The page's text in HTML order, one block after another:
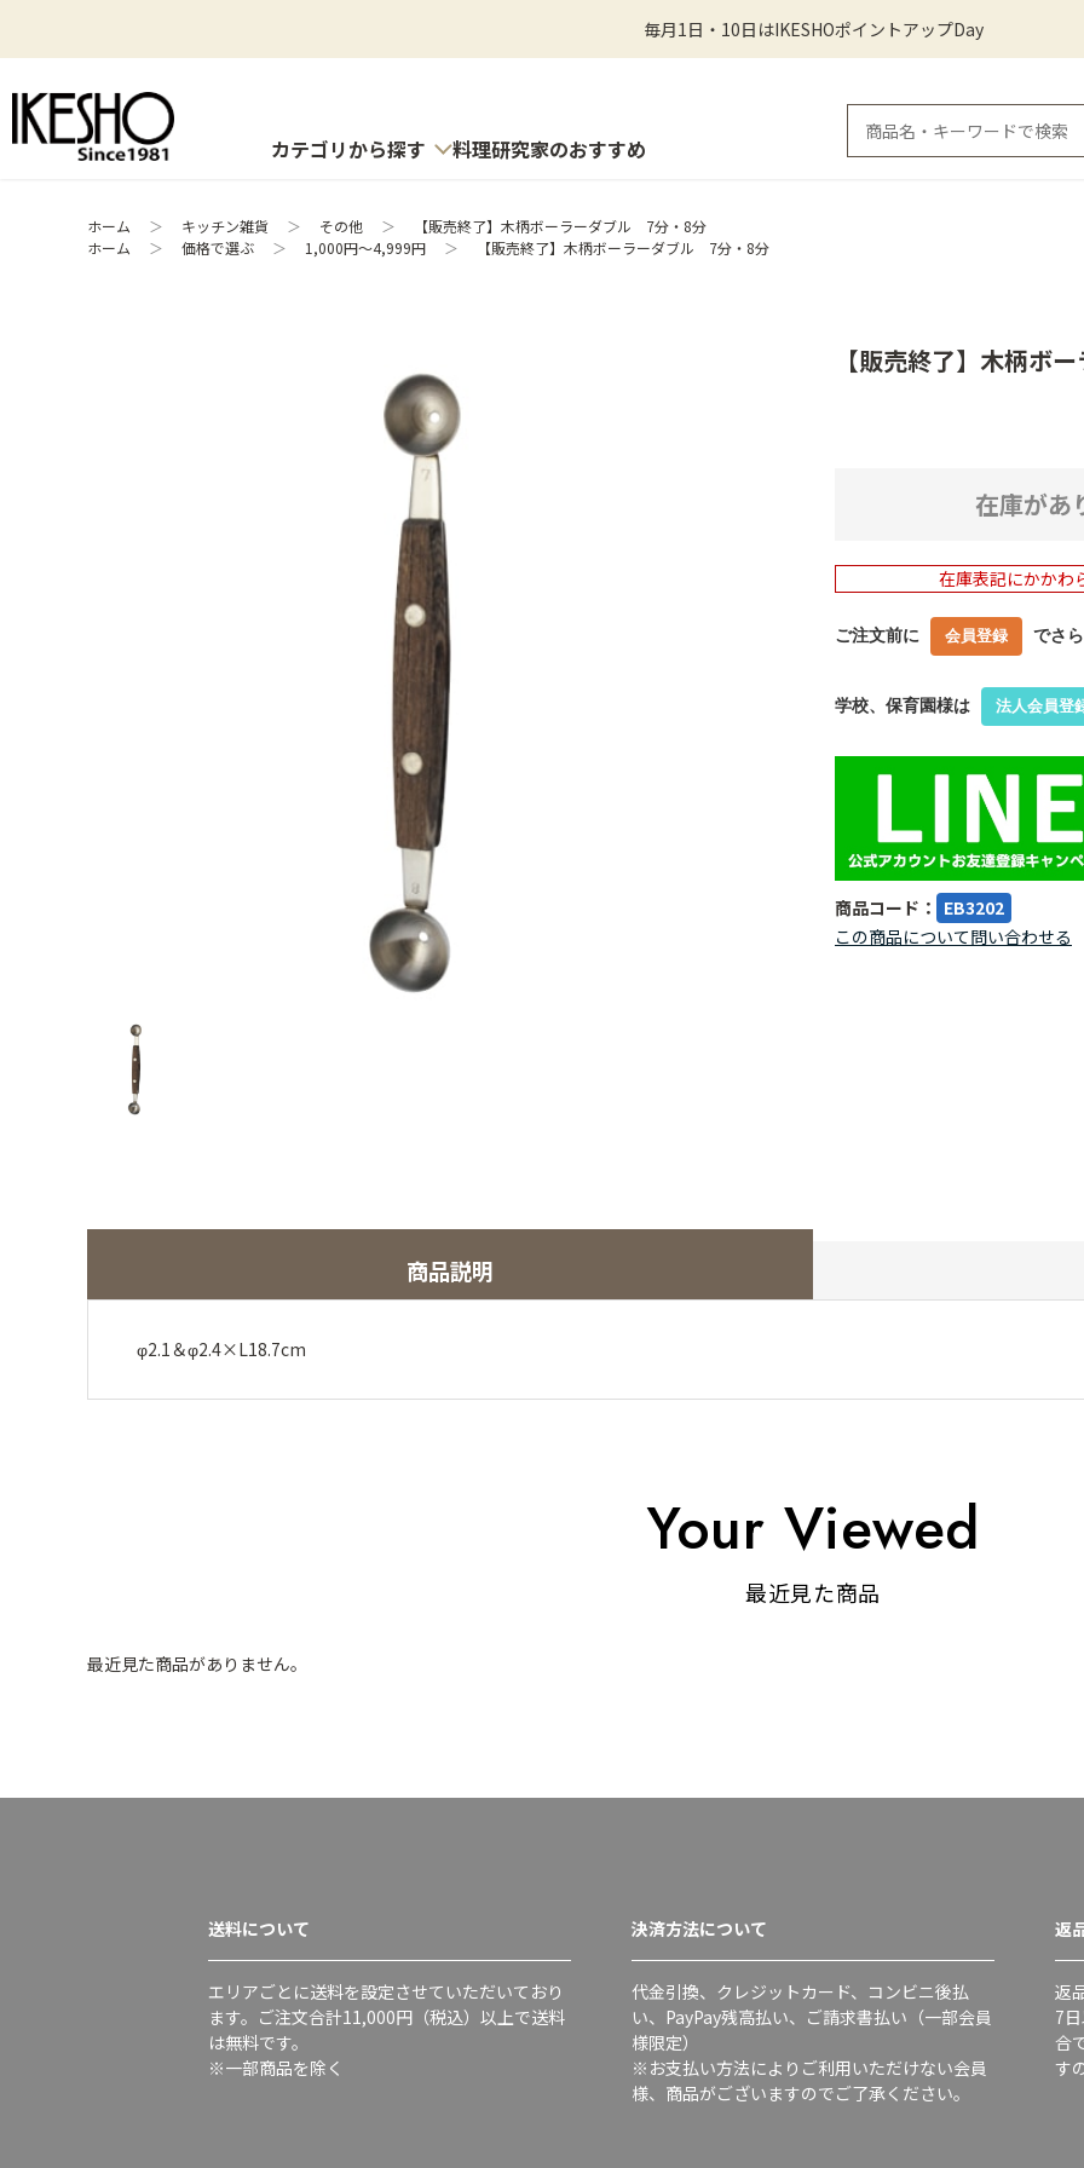
毎月1日・10日はIKESHOポイントアップDay
カテゴリから探す 料理研究家のおすすめ
ホーム ＞ キッチン雑貨 ＞ その他 ＞
【販売終了】木柄ボーラーダブル 7分・8分
ホーム
＞ 価格で選ぶ ＞ 1,000円～4,999円 ＞ 【販売終了】木柄ボーラーダブル 7分・8分
【販売終了】木柄ボ
在庫があ
在庫表記にかかわ
ご注文前に 会員登録 でさ
学校、保育園様は 法人会員登
商品コード： EB3202
この商品について問い合わせる
商品説明
φ2.1＆φ2.4×L18.7cm
Your Viewed
最近見た商品
最近見た商品がありません。
送料について
エリアごとに送料を設定させていただいており
ます。ご注文合計11,000円（税込）以上で送料
は無料です。
※一部商品を除く
決済方法について
代金引換、クレジットカード、コンビニ後払
い、PayPay残高払い、ご請求書払い（一部会員
様限定）
※お支払い方法によりご利用いただけない会員
様、商品がございますのでご了承ください。
返
返
7
合
す